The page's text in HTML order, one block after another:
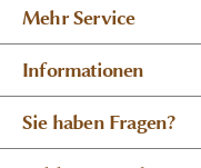
Mehr Service
Informationen
Sie haben Fragen?